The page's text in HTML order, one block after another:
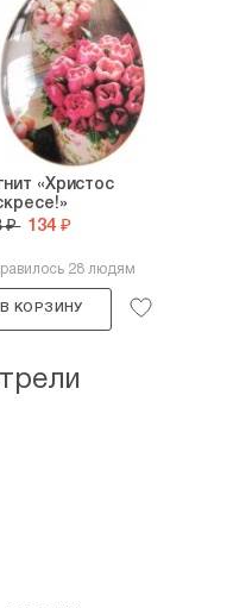
«Христос
₽ 134 ₽
28 людям
В КОРЗИНУ